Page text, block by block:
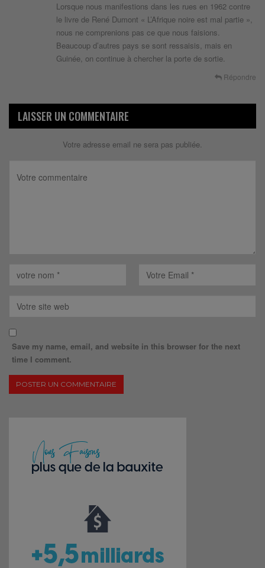
Lorsque nous manifestions dans les rues en 1962 contre
le livre de René Dumont « L’Afrique noire est mal partie »,
nous ne comprenions pas ce que nous faisions.
Beaucoup d’autres pays se sont ressaisis, mais en
Guinée, on continue à chercher la porte de sortie.
Répondre
LAISSER UN COMMENTAIRE
Votre adresse email ne sera pas publiée.
Save my name, email, and website in this browser for the next
time I comment.